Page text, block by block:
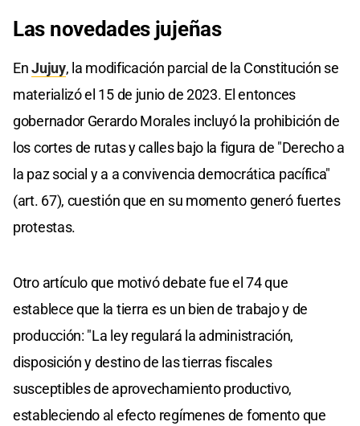
Las novedades jujeñas
EnJujuy, la modificación parcial de la Constitución se
materializó el 15 de junio de 2023. El entonces
gobernador Gerardo Morales incluyó la prohibición de
los cortes de rutas y calles bajo la figura de "Derecho a
la paz social y a a convivencia democrática pacífica"
(art. 67), cuestión que en su momento generó fuertes
protestas.
Otro artículo que motivó debate fue el 74 que
establece que la tierra es un bien de trabajo y de
producción: "La ley regulará la administración,
disposición y destino de las tierras fiscales
susceptibles de aprovechamiento productivo,
estableciendo al efecto regímenes de fomento que